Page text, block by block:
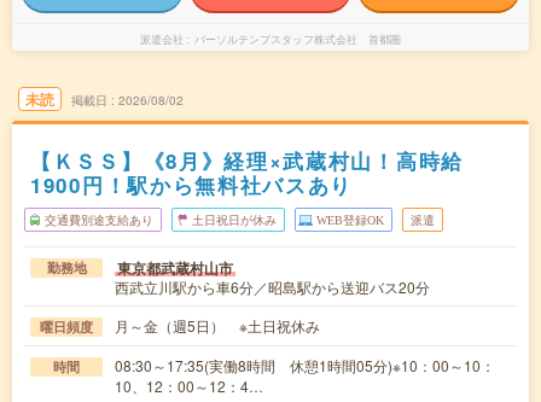
派遣会社 パーソルテンプスタッフ株式会社 首都圏
未読 掲載日 2026/08/02
【ＫＳＳ】《8月》経理×武蔵村山！高時給
1900円！駅から無料社バスあり
交通費別途支給あり 土日祝日が休み WEB登録OK 派遣
勤務地 東京都武蔵村山市
西武立川駅から車6分／昭島駅から送迎バス20分
曜日頻度 月～金（週5日） ※土日祝休み
時間
08:30～17:35(実働8時間 休憩1時間05分)※10：00～10：
10、12：00～12：4…